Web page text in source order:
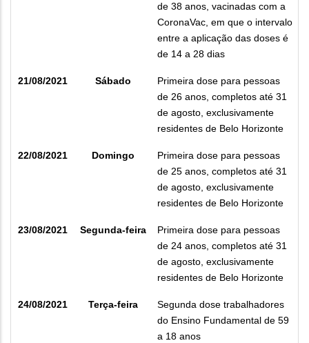
de 38 anos, vacinadas com a
CoronaVac, em que o intervalo
entre a aplicação das doses é
de 14 a 28 dias
21/08/2021 Sábado
Primeira dose para pessoas
de 26 anos, completos até 31
de agosto, exclusivamente
residentes de Belo Horizonte
22/08/2021 Domingo
Primeira dose para pessoas
de 25 anos, completos até 31
de agosto, exclusivamente
residentes de Belo Horizonte
23/08/2021 Segunda-feira
Primeira dose para pessoas
de 24 anos, completos até 31
de agosto, exclusivamente
residentes de Belo Horizonte
24/08/2021 Terça-feira
Segunda dose trabalhadores
do Ensino Fundamental de 59
a 18 anos